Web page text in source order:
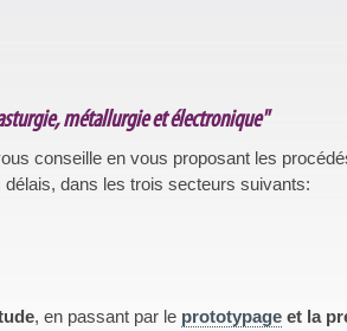
métallurgie et électronique"
conseille en vous proposant les
dans les trois secteurs suivants:
, en passant par le prototypage et la